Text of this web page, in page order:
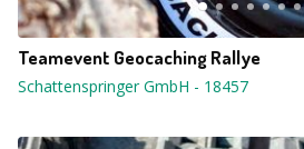
Teamevent Geocaching Rallye
Schattenspringer GmbH - 18457